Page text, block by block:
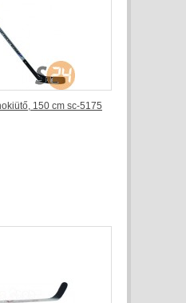
150 cm sc-5175